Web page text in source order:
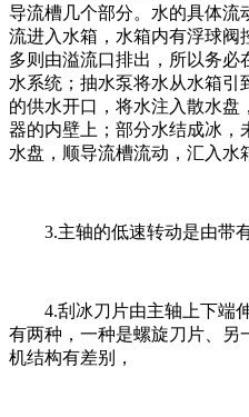
导流槽几个部分。水的具体流
流进入水箱，水箱内有浮球阀
多则由溢流口排出，所以务
水系统；抽水泵将水从水箱引
的供水开口，将水注入散水
器的内壁上；部分水结成冰，
水盘，顺导流槽流动，汇入水
3.主轴的低速转动是由带有
4.刮冰刀片由主轴上下端伸
有两种，一种是螺旋刀片、另
机结构有差别，